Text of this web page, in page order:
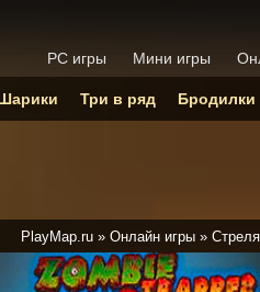
PlayMap.ru » Онлайн игры »
PC игры Мини игры
Три в ряд Бродилки